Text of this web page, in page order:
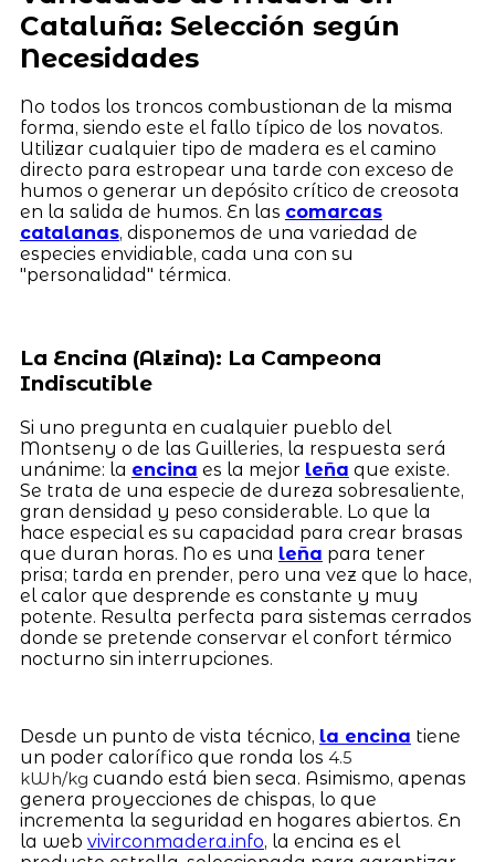
Cataluña: Selección según
Necesidades
No todos los troncos combustionan de la misma
forma, siendo este el fallo típico de los novatos.
Utilizar cualquier tipo de madera es el camino
directo para estropear una tarde con exceso de
humos o generar un depósito crítico de creosota
en la salida de humos. En las comarcas
catalanas, disponemos de una variedad de
especies envidiable, cada una con su
"personalidad" térmica.
La Encina (Alzina): La Campeona
Indiscutible
Si uno pregunta en cualquier pueblo del
Montseny o de las Guilleries, la respuesta será
unánime: la encina es la mejor leña que existe.
Se trata de una especie de dureza sobresaliente,
gran densidad y peso considerable. Lo que la
hace especial es su capacidad para crear brasas
que duran horas. No es una leña para tener
prisa; tarda en prender, pero una vez que lo hace,
el calor que desprende es constante y muy
potente. Resulta perfecta para sistemas cerrados
donde se pretende conservar el confort térmico
nocturno sin interrupciones.
Desde un punto de vista técnico, la encina tiene
un poder calorífico que ronda los 4.5
kWh/kg cuando está bien seca. Asimismo, apenas
genera proyecciones de chispas, lo que
incrementa la seguridad en hogares abiertos. En
la web vivirconmadera.info, la encina es el